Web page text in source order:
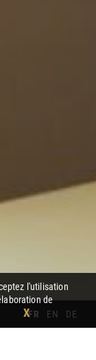
l'utilisation
de
XFR EN DE